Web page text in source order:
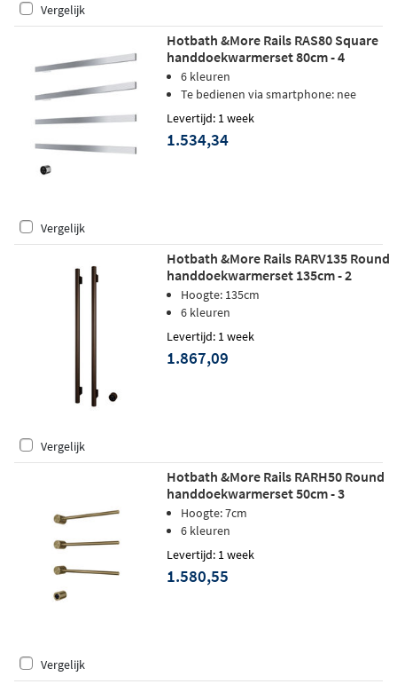
Vergelijk
Hotbath &More Rails RAS80 Square
handdoekwarmerset 80cm - 4
stangen - chroom
6 kleuren
Te bedienen via smartphone: nee
Levertijd: 1 week
1.534,34
Vergelijk
Hotbath &More Rails RARV135 Round
handdoekwarmerset 135cm - 2
stangen - tuscan bronze
Hoogte: 135cm
6 kleuren
Levertijd: 1 week
1.867,09
Vergelijk
Hotbath &More Rails RARH50 Round
handdoekwarmerset 50cm - 3
stangen - geborsteld messing PVD
Hoogte: 7cm
6 kleuren
Levertijd: 1 week
1.580,55
Vergelijk